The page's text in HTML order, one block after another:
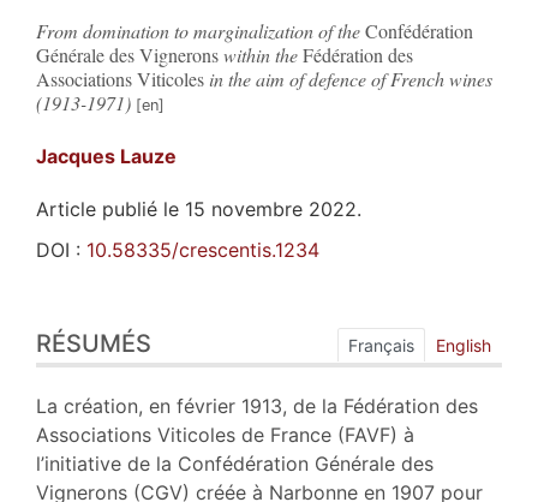
From domination to marginalization of theConfédération
Générale des Vigneronswithin theFédération des
Associations Viticoles in the aim of defence of French wines
(1913-1971)
Jacques Lauze
Article publié le 15 novembre 2022.
DOI : 10.58335/crescentis.1234
Index
Plan
Texte
Bibliographie
Annexe
Notes
RÉSUMÉS Français English
La création, en février 1913, de la Fédération des
Associations Viticoles de France (FAVF) à
l’initiative de la Confédération Générale des
Vignerons (CGV) créée à Narbonne en 1907 pour